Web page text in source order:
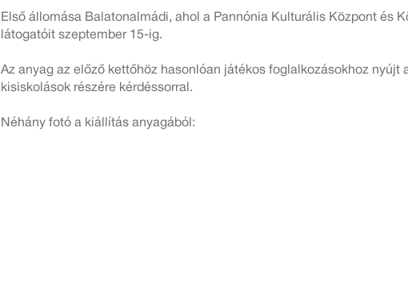
Első állomása Balatonalmádi, ahol a Pannónia Kulturális Központ és
látogatóit szeptember 15-ig.
Az anyag az előző kettőhöz hasonlóan játékos foglalkozásokhoz
kisiskolások részére kérdéssorral.
Néhány fotó a kiállítás anyagából: